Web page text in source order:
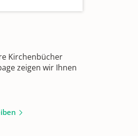
Kirchenbücher
zeigen wir Ihnen